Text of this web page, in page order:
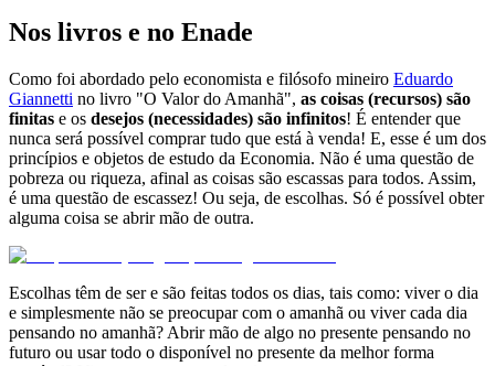
Nos livros e no Enade
Como foi abordado pelo economista e filósofo mineiro Eduardo
Giannetti no livro "O Valor do Amanhã", as coisas (recursos) são
finitas e os desejos (necessidades) são infinitos! É entender que
nunca será possível comprar tudo que está à venda! E, esse é um dos
princípios e objetos de estudo da Economia. Não é uma questão de
pobreza ou riqueza, afinal as coisas são escassas para todos. Assim,
é uma questão de escassez! Ou seja, de escolhas. Só é possível obter
alguma coisa se abrir mão de outra.
Escolhas têm de ser e são feitas todos os dias, tais como: viver o dia
e simplesmente não se preocupar com o amanhã ou viver cada dia
pensando no amanhã? Abrir mão de algo no presente pensando no
futuro ou usar todo o disponível no presente da melhor forma